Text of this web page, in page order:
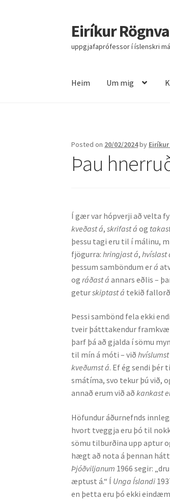
Fara
beint
í
Hoppa
yfir
í
Eiríkur
uppgjafaprófessor í íslenskri
Heim Um mig
Posted on 20/02/2024by
Þau
Í gær var hópverji að velta
kveðast á,skrifast á og
þessu tagi eru til í málinu,
fjögurra:hringjast á,hvíslast
þessum samböndum erá
ográðast á annars eðlis –
geturskiptast á tekið
Þessi sambönd fela ekki
tveir þátttakendur
þarf þá að gjalda í sömu
til mín á móti – við
kveðumst á. Ef ég sendi þér
smátíma, svo tekur þú við,
annað erum við aðkankast
Höfundur áðurnefnds
hvort tveggja eru þó til
sömu tilburðina upp aptur
hægt að nota á þennan
Þjóðviljanum 1966 segir:
æptust á.“ Í Unga Íslandi
en þetta eru þó ekki